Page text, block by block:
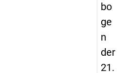
bo
ge
n
der
21.